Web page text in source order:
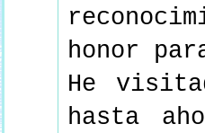
honor
He
hasta